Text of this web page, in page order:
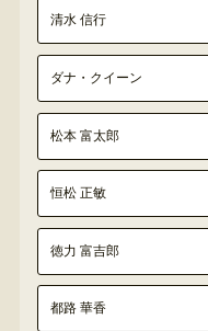
清水 信行
ダナ・クイーン
松本 富太郎
恒松 正敏
徳力 富吉郎
都路 華香